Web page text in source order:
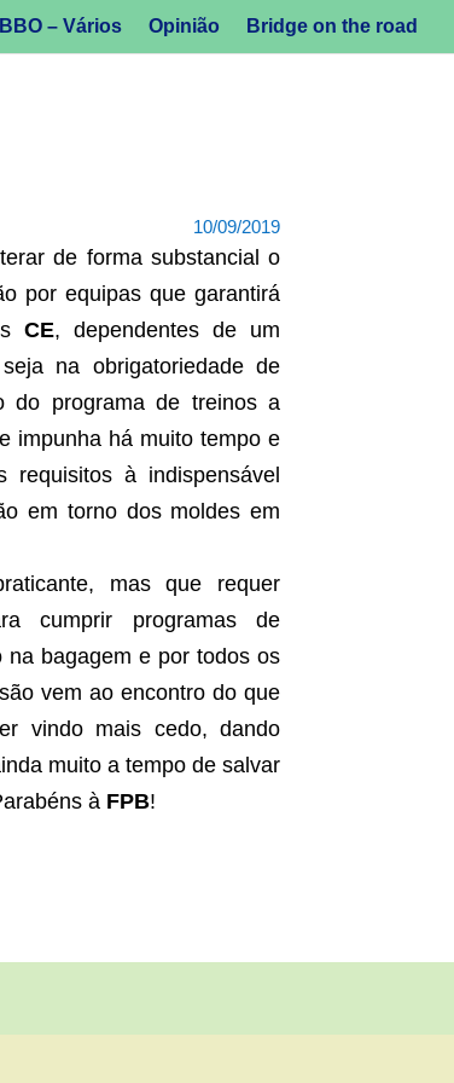
BBO – Vários Opinião Bridge on the road
10/09/2019
de forma substancial o
por equipas que garantirá
CE, dependentes de um
na obrigatoriedade de
do programa de treinos a
impunha há muito tempo e
à indispensável
em torno dos moldes em
mas que requer
cumprir programas de
na bagagem e por todos os
vem ao encontro do que
vindo mais cedo, dando
muito a tempo de salvar
à FPB!